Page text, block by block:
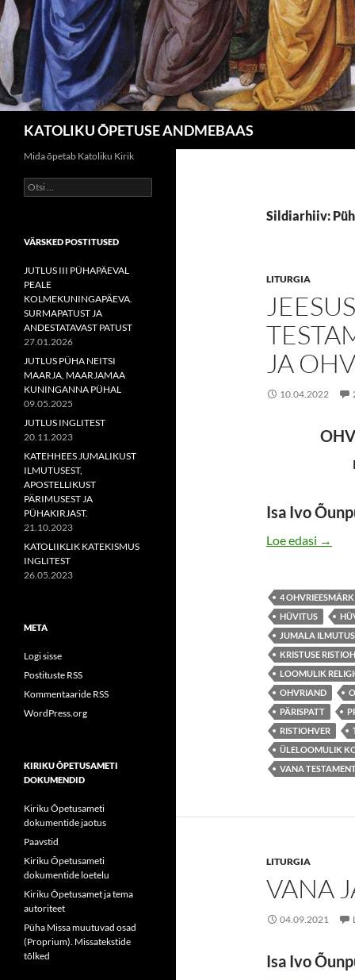
KATOLIKU ÕPETUSE ANDMEBAAS
Sildiarhiiv:
LITURGIA
JA
10.04.2022
Isa Ivo
Loe edasi →
4
HÜVITUS
JUMALA ILMUTUS
KRISTUSE
LOOMULIK
OHVRIAND
PÄRISPATT
RISTIOHVER
ÜLELOOMULIK
VANA
LITURGIA
VANA
04.09.2021
Isa Ivo
Mida õpetab Katoliku Kirik
Otsi:
VÄRSKED POSTITUSED
JUTLUS III PÜHAPÄEVAL
PEALE
KOLMEKUNINGAPÄEVA.
SURMAPATUST JA
ANDESTATAVAST PATUST
27.01.2026
JUTLUS PÜHA NEITSI
MAARJA, MAARJAMAA
KUNINGANNA PÜHAL
09.05.2025
JUTLUS INGLITEST
20.11.2023
KATEHHEES JUMALIKUST
ILMUTUSEST,
APOSTELLIKUST
PÄRIMUSEST JA
PÜHAKIRJAST.
21.10.2023
KATOLIIKLIK KATEKISMUS
INGLITEST
26.05.2023
META
Logi sisse
Postituste RSS
Kommentaaride RSS
WordPress.org
KIRIKU ÕPETUSAMETI
DOKUMENDID
Kiriku Õpetusameti
dokumentide jaotus
Paavstid
Kiriku Õpetusameti
dokumentide loetelu
Kiriku Õpetusamet ja tema
autoriteet
Püha Missa muutuvad osad
(Proprium). Missatekstide
tõlked